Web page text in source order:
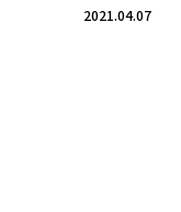
2021.04.07